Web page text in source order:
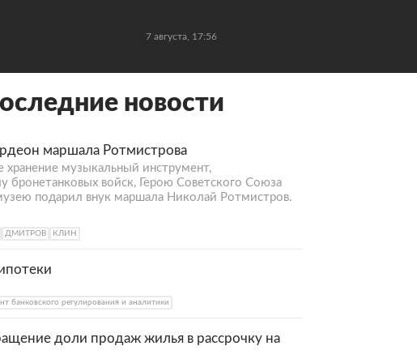
7 августа, 17:56
новости
маршала Ротмистрова
музыкальный инструмент,
бронетанковых войск, Герою Советского Союза
подарил внук маршала Николай Ротмистров.
ДМИТРОВ КЛИН
банковского регулирования и аналитики
доли продаж жилья в рассрочку на